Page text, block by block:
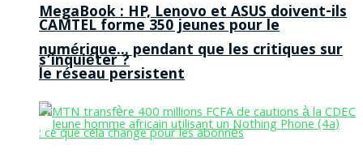
MegaBook : HP, Lenovo et ASUS doivent-ils
s’inquiéter ?
CAMTEL forme 350 jeunes pour le
numérique… pendant que les critiques sur
le réseau persistent